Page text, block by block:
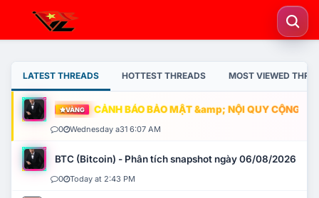
LATEST THREADS HOTTEST THREADS MOST VIEWED
VÀNG CẢNH BÁO BẢO MẬT &amp; NỘI QUY CỘNG
0 Wednesday a31 6:07 AM
BTC (Bitcoin) - Phân tích snapshot ngày 06/08/2026
0 Today at 2:43 PM